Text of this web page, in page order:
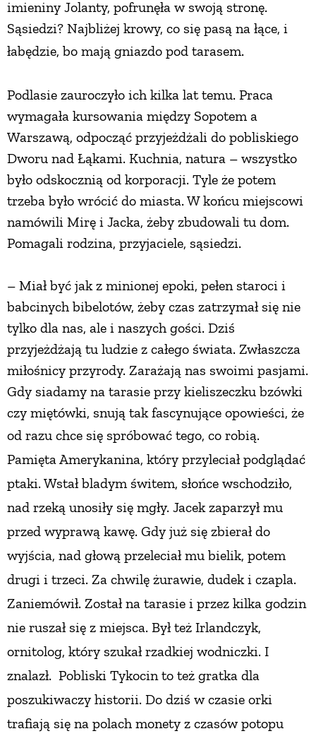
imieniny Jolanty, pofrunęła w swoją stronę.
Sąsiedzi? Najbliżej krowy, co się pasą na łące, i
łabędzie, bo mają gniazdo pod tarasem.
Podlasie zauroczyło ich kilka lat temu. Praca
wymagała kursowania między Sopotem a
Warszawą, odpocząć przyjeżdżali do pobliskiego
Dworu nad Łąkami. Kuchnia, natura – wszystko
było odskocznią od korporacji. Tyle że potem
trzeba było wrócić do miasta. W końcu miejscowi
namówili Mirę i Jacka, żeby zbudowali tu dom.
Pomagali rodzina, przyjaciele, sąsiedzi.
– Miał być jak z minionej epoki, pełen staroci i
babcinych bibelotów, żeby czas zatrzymał się nie
tylko dla nas, ale i naszych gości. Dziś
przyjeżdżają tu ludzie z całego świata. Zwłaszcza
miłośnicy przyrody. Zarażają nas swoimi pasjami.
Gdy siadamy na tarasie przy kieliszeczku bzówki
czy miętówki, snują tak fascynujące opowieści, że
od razu chce się spróbować tego, co robią.
Pamięta Amerykanina, który przyleciał podglądać
ptaki. Wstał bladym świtem, słońce wschodziło,
nad rzeką unosiły się mgły. Jacek zaparzył mu
przed wyprawą kawę. Gdy już się zbierał do
wyjścia, nad głową przeleciał mu bielik, potem
drugi i trzeci. Za chwilę żurawie, dudek i czapla.
Zaniemówił. Został na tarasie i przez kilka godzin
nie ruszał się z miejsca. Był też Irlandczyk,
ornitolog, który szukał rzadkiej wodniczki. I
znalazł. Pobliski Tykocin to też gratka dla
poszukiwaczy historii. Do dziś w czasie orki
trafiają się na polach monety z czasów potopu